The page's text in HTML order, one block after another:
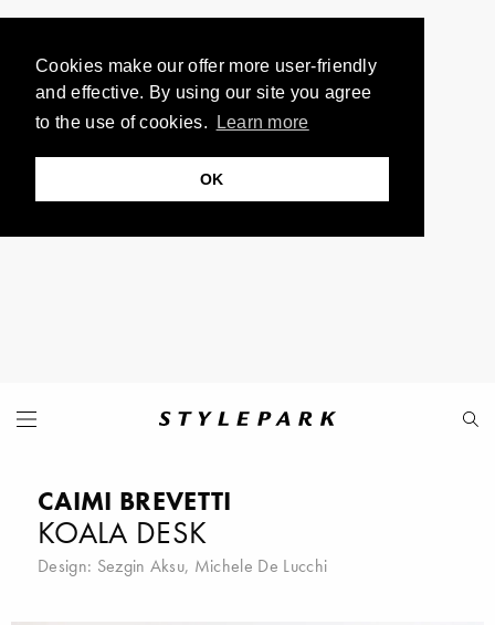
Cookies make our offer more user-friendly
and effective. By using our site you agree
to the use of cookies.
Learn more
OK
CAIMI BREVETTI
KOALA DESK
Design: Sezgin Aksu, Michele De Lucchi